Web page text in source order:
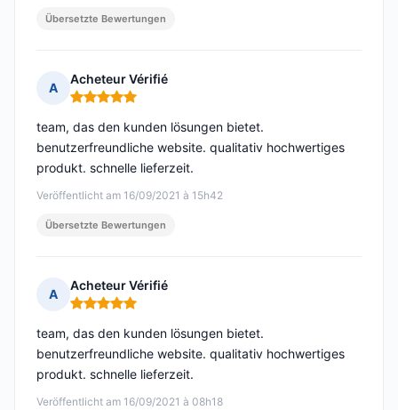
Übersetzte Bewertungen
A
Acheteur Vérifié
Hinweis: 5 von 5
Veröffentlicht am 16/09/2021 à 15h42
team, das den kunden lösungen bietet.
benutzerfreundliche website. qualitativ hochwertiges
produkt. schnelle lieferzeit.
Übersetzte Bewertungen
A
Acheteur Vérifié
Hinweis: 5 von 5
Veröffentlicht am 16/09/2021 à 08h18
team, das den kunden lösungen bietet.
benutzerfreundliche website. qualitativ hochwertiges
produkt. schnelle lieferzeit.